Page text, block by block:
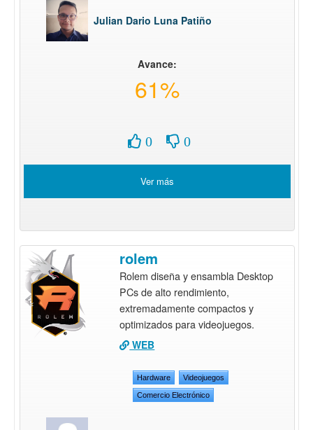
Julian Dario Luna Patiño
Avance:
61%
0 0
Ver más
rolem
Rolem diseña y ensambla Desktop
PCs de alto rendimiento,
extremadamente compactos y
optimizados para videojuegos.
WEB
Hardware Videojuegos
Comercio Electrónico